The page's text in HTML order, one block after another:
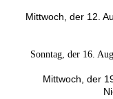
Mittwoch, der
Sonntag, der 16.
Mittwoch, der